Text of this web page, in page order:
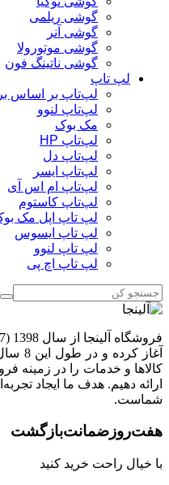
گوشی ریلمی
گوشی آنر
گوشی موتورولا
گوشی ناتینگ فون
لپ تاپ
لپ‌تاپ بر اساس
لپ‌تاپ لنوو
مک بوک
لپ‌تاپ HP
لپ‌تاپ دل
لپ‌تاپ ایسر
لپ‌تاپ ام اس آی
لپ‌تاپ کاستوم
لپ تاپ اپل مک
لپ تاپ ایسوس
لپ تاپ لنوو
لپ تاپ اچ پی
آغاز
کالاها و خدمات را در زمینه
ارائه دهیم. هدف ما ایجاد
شماست.
هفت‌روز‌ضمانت‌بازگشت
با خیال راحت خرید کنید